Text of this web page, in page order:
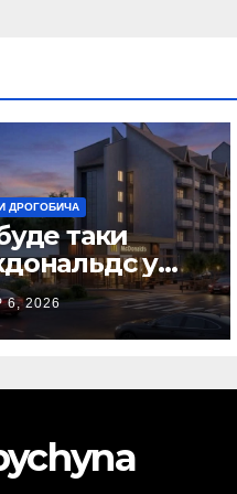
ДРОГОБИЧА
таки
у
(Фото)
6, 2026